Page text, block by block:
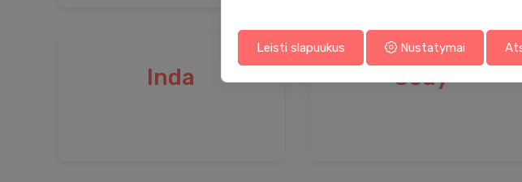
Inda Gedy
Leisti slapuukus Nustatymai